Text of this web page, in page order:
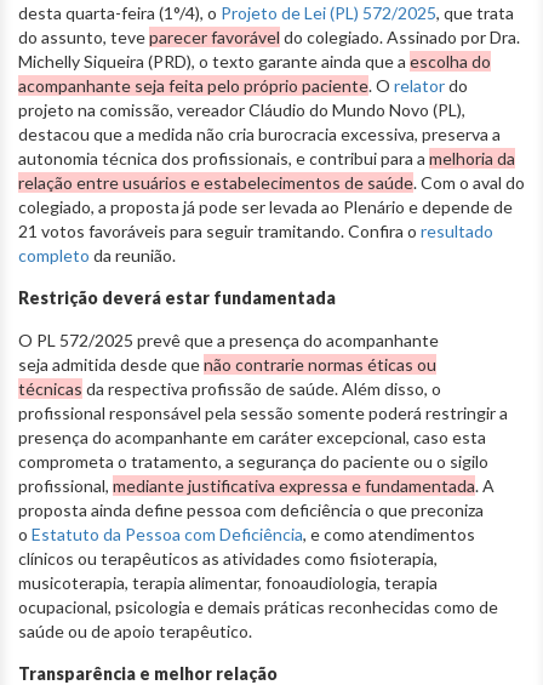
desta quarta-feira (1°/4), o Projeto de Lei (PL) 572/2025, que trata
do assunto, teveparecer favorável do colegiado. Assinado por Dra.
Michelly Siqueira (PRD), o texto garante ainda que a escolha do
acompanhante seja feita pelo próprio paciente. O relatordo
projeto na comissão, vereador Cláudio do Mundo Novo (PL),
destacou que a medida não cria burocracia excessiva, preserva a
autonomia técnica dos profissionais, e contribui para a melhoria da
relação entre usuários e estabelecimentos de saúde. Com o aval do
colegiado, a proposta já pode ser levada ao Plenário e depende de
21 votos favoráveis para seguir tramitando. Confira o resultado
completo da reunião.
Restrição deverá estar fundamentada
O PL 572/2025 prevê que a presença do acompanhante
seja admitida desde quenão contrarie normas éticas ou
técnicas da respectiva profissão de saúde. Além disso, o
profissional responsável pela sessão somente poderá restringir a
presença do acompanhante em caráter excepcional, caso esta
comprometa o tratamento, a segurança do paciente ou o sigilo
profissional, mediante justificativa expressa e fundamentada. A
proposta ainda define pessoa com deficiência o que preconiza
o Estatuto da Pessoa com Deficiência, e como atendimentos
clínicos ou terapêuticos as atividades como fisioterapia,
musicoterapia, terapia alimentar, fonoaudiologia, terapia
ocupacional, psicologia e demais práticas reconhecidas como de
saúde ou de apoio terapêutico.
Transparência e melhor relação